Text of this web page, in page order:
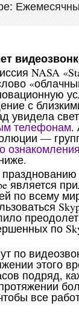
NASA
с
увидела
телефонам.
—
ознакомления
является
по всему
по
по
этого
подряд,
все